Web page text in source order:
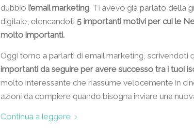
dubbio l’email marketing. Ti avevo già parlato della
digitale, elencandoti 5 importanti motivi per cui le
molto importanti.
Oggi torno a parlarti di email marketing, scrivendoti
importanti da seguire per avere successo tra i tuoi
molto interessante che riassume velocemente in
azioni da compiere quando bisogna inviare una
Continua a leggere